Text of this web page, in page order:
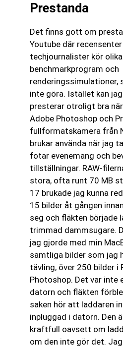
Prestanda
Det finns gott om
Youtube där
techjournalister kör olika
benchmarkprogram och
renderingssimulationer,
inte göra. Istället kan
presterar otroligt bra
Adobe Photoshop och
fullformatskamera från
brukar använda när jag
fotar evenemang och
tillställningar. RAW-
stora, ofta runt 70 MB
17 brukade jag kunna
15 bilder åt gången
seg och fläkten började
trimmad dammsugare.
jag gjorde med min
samtliga bilder som jag
tävling, över 250 bilder i
Photoshop. Det var inte
datorn och fläkten
saken hör att laddaren
inpluggad i datorn. Den
kraftfull oavsett om
om den inte gör det.